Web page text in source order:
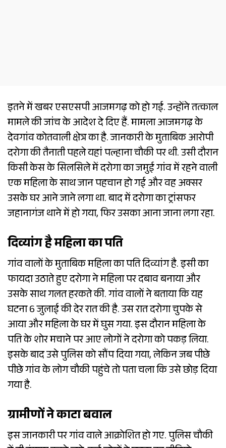
इतने में खबर एसएसपी आजमगढ़ को हो गई. उन्होंने तत्काल
मामले की जांच के आदेश दे दिए हैं. मामला आजमगढ़ के
देवगांव कोतवाली क्षेत्र का है. जानकारी के मुताबिक आरोपी
दरोगा की तैनाती पहले यहां पल्हाना चौकी पर थी. उसी दौरान
किसी केस के सिलसिले में दरोगा का जमुई गांव में रहने वाली
एक महिला के साथ जान पहचान हो गई और वह अक्सर
उसके घर आने जाने लगा था. बाद में दरोगा का ट्रांसफर
जहानागंज थाने में हो गया, फिर उसका आना जाना लगा रहा.
दिव्यांग है महिला का पति
गांव वालों के मुताबिक महिला का पति दिव्यांग है. इसी का
फायदा उठाते हुए दरोगा ने महिला पर दबाव बनाया और
उसके साथ गलत हरकते की. गांव वालों ने बताया कि यह
घटना 6 जुलाई की देर रात की है. उस रात दरोगा चुपके से
आया और महिला के घर में घुस गया. इस दौरान महिला के
पति के शोर मचाने पर आए लोगों ने दरोगा को पकड़ लिया.
इसके बाद उसे पुलिस को सौंप दिया गया, लेकिन जब पीछे
पीछे गांव के लोग चौकी पहुंचे तो पता चला कि उसे छोड़ दिया
गया है.
ग्रामीणों ने काटा बवाल
इस जानकारी पर गांव वाले आक्रोशित हो गए. पुलिस चौकी